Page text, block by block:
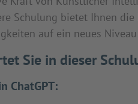
Schulung bietet Ihnen
auf ein neues
Sie in dieser
ChatGPT: